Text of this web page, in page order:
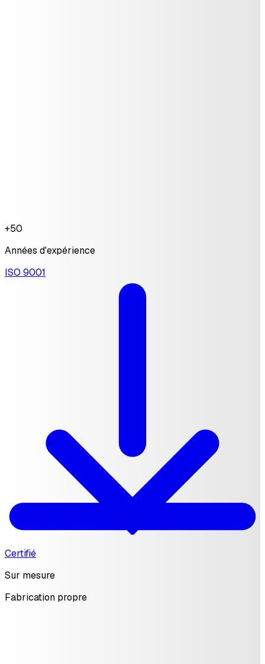
+50
Années d'expérience
ISO 9001
Certifié
Sur mesure
Fabrication propre